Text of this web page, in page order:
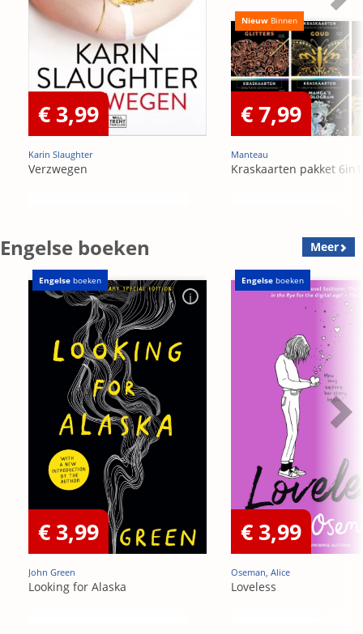
€ 3,99
Karin Slaughter
Verzwegen
Nieuw Binnen
€ 7,99
Manteau
Kraskaarten pakket 6in1
Engelse boeken Meer
Engelse boeken
€ 3,99
John Green
Looking for Alaska
Engelse boeken
€ 3,99
Oseman, Alice
Loveless